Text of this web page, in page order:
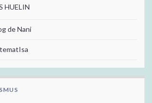
HUELIN
de Nani